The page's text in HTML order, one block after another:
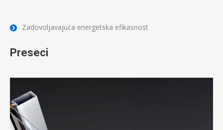
Zadovoljavajuća energetska efikasnost
Preseci